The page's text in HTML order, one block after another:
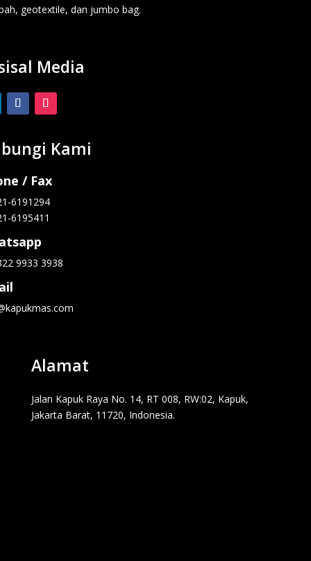
geotextile, dan jumbo bag.
Media
Kami
/ Fax
6191294
6195411
9933 3938
Alamat
Jalan Kapuk Raya No. 14, RT 008, RW:02, Kapuk,
Jakarta Barat, 11720, Indonesia.